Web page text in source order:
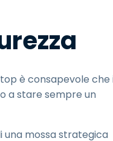
è consapevole che
a stare sempre un
una mossa strategica